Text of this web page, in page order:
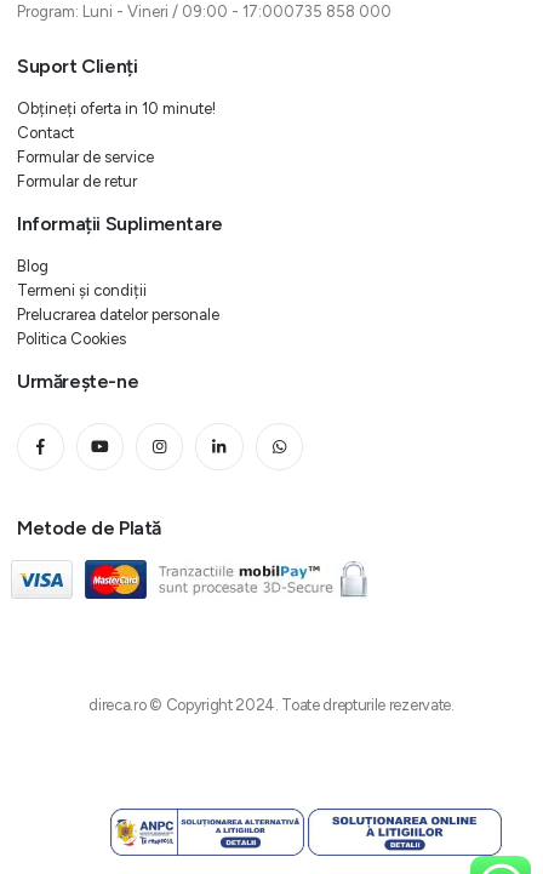
Program: Luni - Vineri / 09:00 - 17:000735 858 000
Suport Clienți
Obțineți oferta in 10 minute!
Contact
Formular de service
Formular de retur
Informații Suplimentare
Blog
Termeni și condiții
Prelucrarea datelor personale
Politica Cookies
Urmărește-ne
Metode de Plată
direca.ro © Copyright 2024. Toate drepturile rezervate.